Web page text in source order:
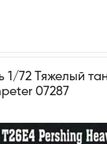
1/72 Тяжелый
07287